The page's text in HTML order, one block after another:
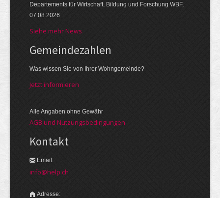
Departements für Wirtschaft, Bildung und Forschung WBF,
07.08.2026
Siehe mehr News
Gemeinde­zahlen
Was wissen Sie von Ihrer Wohngemeinde?
Jetzt informieren
Alle Angaben ohne Gewähr
AGB und Nutzungsbedingungen
Kontakt
Email:
info@help.ch
Adresse: